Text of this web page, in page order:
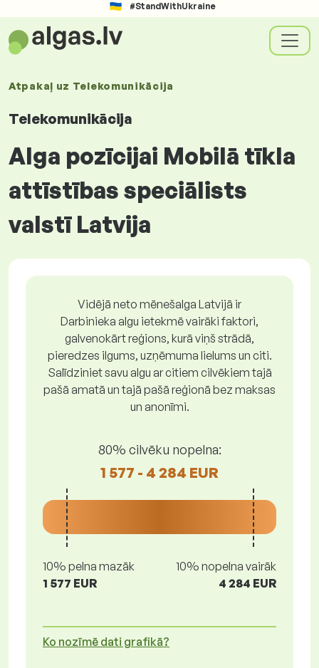
#StandWithUkraine
Atpakaļ uz Telekomunikācija
Telekomunikācija
Alga pozīcijai Mobilā tīkla
attīstības speciālists
valstī Latvija
Vidējā neto mēnešalga Latvijā ir
Darbinieka algu ietekmē vairāki faktori,
galvenokārt reģions, kurā viņš strādā,
pieredzes ilgums, uzņēmuma lielums un citi.
Salīdziniet savu algu ar citiem cilvēkiem tajā
pašā amatā un tajā pašā reģionā bez maksas
un anonīmi.
80% cilvēku nopelna:
1 577 - 4 284 EUR
10% pelna mazāk
1 577 EUR
10% nopelna vairāk
4 284 EUR
Ko nozīmē dati grafikā?